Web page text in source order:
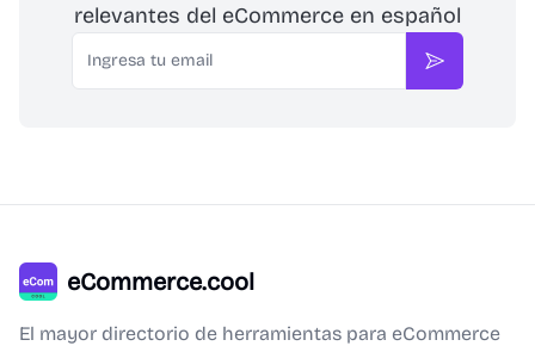
relevantes del eCommerce en español
Email
Suscribirse
eCommerce.cool
El mayor directorio de herramientas para eCommerce